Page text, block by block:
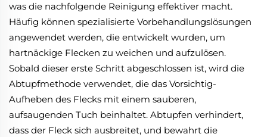
was die nachfolgende Reinigung effektiver macht.
Häufig können spezialisierte Vorbehandlungslösungen
angewendet werden, die entwickelt wurden, um
hartnäckige Flecken zu weichen und aufzulösen.
Sobald dieser erste Schritt abgeschlossen ist, wird die
Abtupfmethode verwendet, die das Vorsichtig-
Aufheben des Flecks mit einem sauberen,
aufsaugenden Tuch beinhaltet. Abtupfen verhindert,
dass der Fleck sich ausbreitet, und bewahrt die